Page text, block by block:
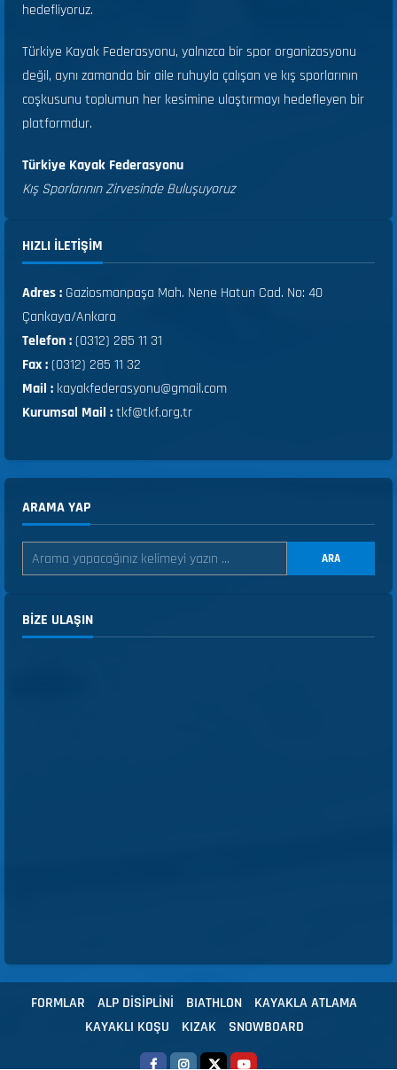
hedefliyoruz.
Türkiye Kayak Federasyonu, yalnızca bir spor organizasyonu
değil, aynı zamanda bir aile ruhuyla çalışan ve kış sporlarının
coşkusunu toplumun her kesimine ulaştırmayı hedefleyen bir
platformdur.
Türkiye Kayak Federasyonu
Kış Sporlarının Zirvesinde Buluşuyoruz
HIZLI ILETIŞIM
Adres : Gaziosmanpaşa Mah. Nene Hatun Cad. No: 40
Çankaya/Ankara
Telefon :(0312) 285 11 31
Fax :(0312) 285 11 32
Mail : kayakfederasyonu@gmail.com
Kurumsal Mail :tkf@tkf.org.tr
ARAMA YAP
ARA
BIZE ULAŞIN
FORMLAR ALP DİSİPLİNİ BIATHLON
KAYAKLA ATLAMA
KAYAKLI KOŞU
KIZAK SNOWBOARD